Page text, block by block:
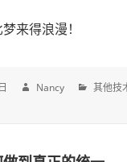
来得浪漫！
Nancy 其他技